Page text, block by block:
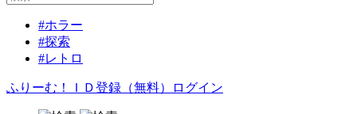
#ホラー
#探索
#レトロ
ふりーむ！ＩＤ登録（無料） ログイン